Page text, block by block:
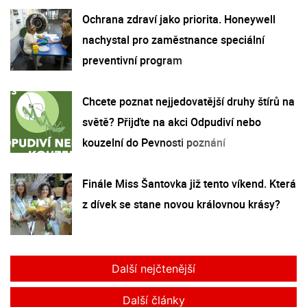
Ochrana zdraví jako priorita. Honeywell
nachystal pro zaměstnance speciální
preventivní program
Chcete poznat nejjedovatější druhy štírů na
světě? Přijďte na akci Odpudiví nebo
kouzelní do Pevnosti poznání
Finále Miss Šantovka již tento víkend. Která
z dívek se stane novou královnou krásy?
Další nejčtenější
Další články